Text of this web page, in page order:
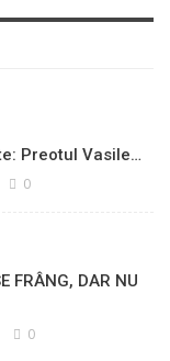
Preotul Vasile…
0
FRÂNG, DAR NU
0